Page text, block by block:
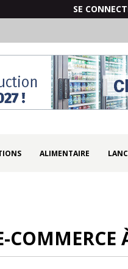
SE
ALIMENTAIRE
COMMERCE